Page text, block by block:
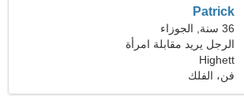
Patrick
36 سنة, الجوزاء
الرجل يريد مقابلة امرأة
Highett
فن، الفلك